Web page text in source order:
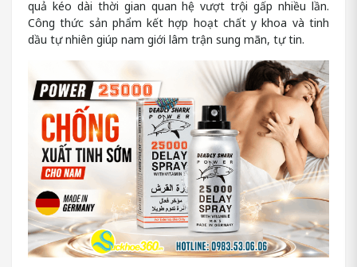
quả kéo dài thời gian quan hệ vượt trội gấp nhiều lần.
Công thức sản phẩm kết hợp hoạt chất y khoa và tinh
dầu tự nhiên giúp nam giới lâm trận sung mãn, tự tin.